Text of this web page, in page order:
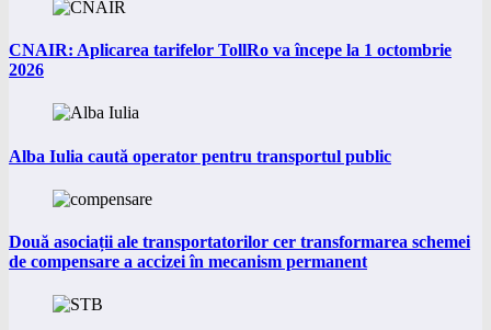
CNAIR: Aplicarea tarifelor TollRo va începe la 1 octombrie
2026
Alba Iulia caută operator pentru transportul public
Două asociații ale transportatorilor cer transformarea schemei
de compensare a accizei în mecanism permanent